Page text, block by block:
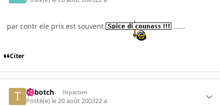
par contr ele prix est souvent ......
Citer
ty.botch INpactien
Posté(e) le 20 août 200322 a